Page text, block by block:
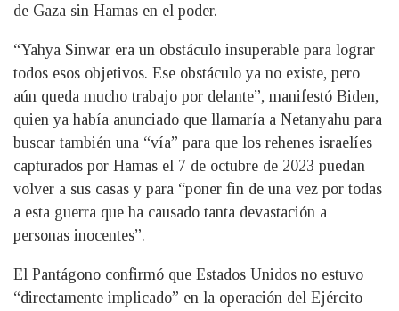
de Gaza sin Hamas en el poder.
“Yahya Sinwar era un obstáculo insuperable para lograr
todos esos objetivos. Ese obstáculo ya no existe, pero
aún queda mucho trabajo por delante”, manifestó Biden,
quien ya había anunciado que llamaría a Netanyahu para
buscar también una “vía” para que los rehenes israelíes
capturados por Hamas el 7 de octubre de 2023 puedan
volver a sus casas y para “poner fin de una vez por todas
a esta guerra que ha causado tanta devastación a
personas inocentes”.
El Pantágono confirmó que Estados Unidos no estuvo
“directamente implicado” en la operación del Ejército